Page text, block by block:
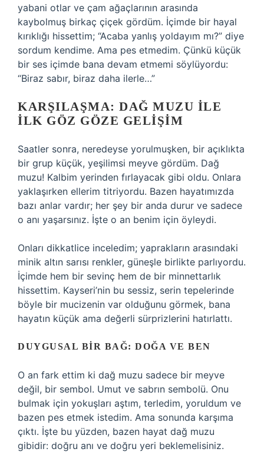
yabani otlar ve çam ağaçlarının arasında
kaybolmuş birkaç çiçek gördüm. İçimde bir hayal
kırıklığı hissettim; “Acaba yanlış yoldayım mı?” diye
sordum kendime. Ama pes etmedim. Çünkü küçük
bir ses içimde bana devam etmemi söylüyordu:
“Biraz sabır, biraz daha ilerle…”
KARŞILAŞMA: DAĞ MUZU ILE
İLK GÖZ GÖZE GELIŞIM
Saatler sonra, neredeyse yorulmuşken, bir açıklıkta
bir grup küçük, yeşilimsi meyve gördüm. Dağ
muzu! Kalbim yerinden fırlayacak gibi oldu. Onlara
yaklaşırken ellerim titriyordu. Bazen hayatımızda
bazı anlar vardır; her şey bir anda durur ve sadece
o anı yaşarsınız. İşte o an benim için öyleydi.
Onları dikkatlice inceledim; yaprakların arasındaki
minik altın sarısı renkler, güneşle birlikte parlıyordu.
İçimde hem bir sevinç hem de bir minnettarlık
hissettim. Kayseri’nin bu sessiz, serin tepelerinde
böyle bir mucizenin var olduğunu görmek, bana
hayatın küçük ama değerli sürprizlerini hatırlattı.
DUYGUSAL BIR BAĞ: DOĞA VE BEN
O an fark ettim ki dağ muzu sadece bir meyve
değil, bir sembol. Umut ve sabrın sembolü. Onu
bulmak için yokuşları aştım, terledim, yoruldum ve
bazen pes etmek istedim. Ama sonunda karşıma
çıktı. İşte bu yüzden, bazen hayat dağ muzu
gibidir: doğru anı ve doğru yeri beklemelisiniz.